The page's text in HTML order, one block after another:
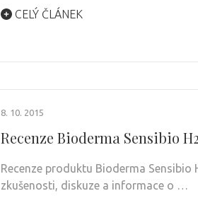
CELÝ ČLÁNEK
8. 10. 2015
Recenze Bioderma Sensibio
Recenze produktu Bioderma
zkušenosti, diskuze a informace o …